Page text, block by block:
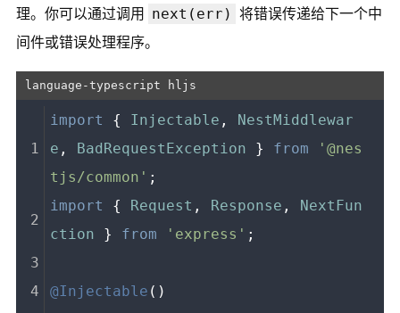
理。你可以通过调用
next(err)
将错误传递给下一个中
间件或错误处理程序。
import { Injectable , NestMiddlewar
e , BadRequestException } from
'@nes
tjs/common' ;
import
{ Request , Response , NextFun
ction } from 'express' ;
@Injectable ()